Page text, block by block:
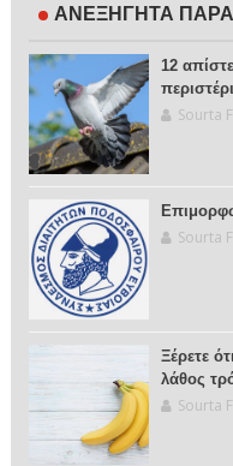
ΑΝΕΞΗΓΗΤΑ
12
Sourta
Sourta
Ξέρετε
λάθος
Sourta